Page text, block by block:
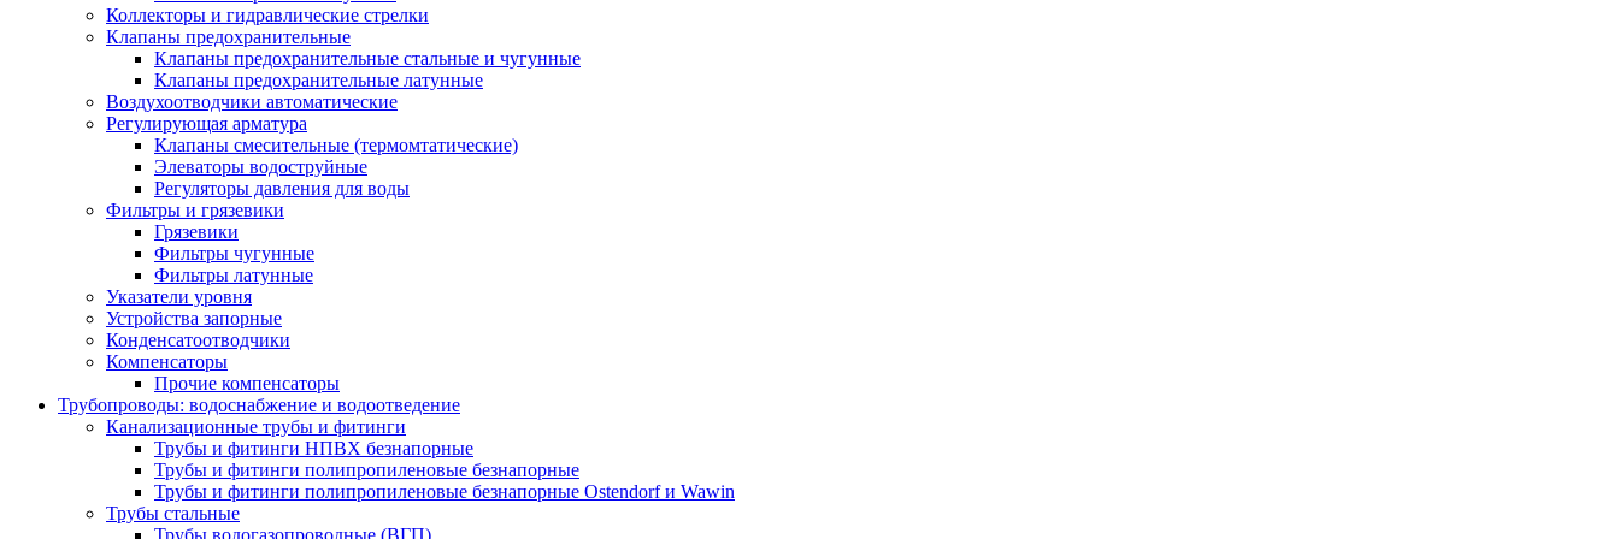
Коллекторы и гидравлические стрелки
Клапаны предохранительные
Клапаны предохранительные стальные и чугунные
Клапаны предохранительные латунные
Воздухоотводчики автоматические
Регулирующая арматура
Клапаны смесительные (термомтатические)
Элеваторы водоструйные
Регуляторы давления для воды
Фильтры и грязевики
Грязевики
Фильтры чугунные
Фильтры латунные
Указатели уровня
Устройства запорные
Конденсатоотводчики
Компенсаторы
Прочие компенсаторы
Трубопроводы: водоснабжение и водоотведение
Канализационные трубы и фитинги
Трубы и фитинги НПВХ безнапорные
Трубы и фитинги полипропиленовые безнапорные
Трубы и фитинги полипропиленовые безнапорные Ostendorf и Wawin
Трубы стальные
Трубы водогазопроводные (ВГП)